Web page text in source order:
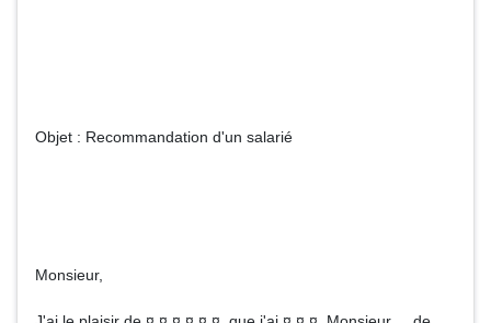
Objet : Recommandation d'un salarié
Monsieur,